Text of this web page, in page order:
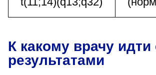
К какому врачу идти
результатами